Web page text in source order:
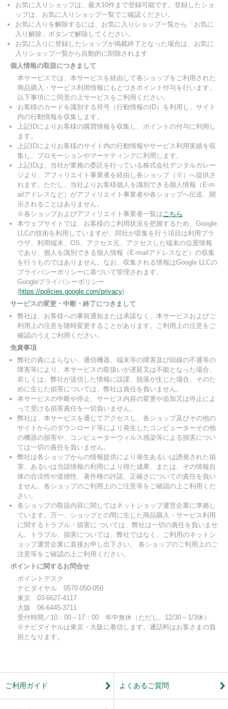
お気に入りショップは、最大10件まで登録可能です。登録したショ
ップは、お気に入りショップ一覧でご確認ください。
お気に入りを解除するには、お気に入りショップ一覧から「お気に
入り解除」ボタンで解除してください。
お気に入りに登録したショップが掲載終了となった場合は、お気に
入りショップ一覧から自動的に削除されます
個人情報の取扱につきまして
本サービスでは、本サービスを経由して各ショップをご利用された
商品購入・サービス利用情報にもとづきポイント付与を行います。
以下事項にご同意の上サービスをご利用ください。
お客様のカードを識別する符号（行動情報のID）を利用し、サイト
内の行動情報を収集します。
上記IDによりお客様の購買情報を収集し、ポイントの付与に利用し
ます。
上記IDによりお客様のサイト内の行動情報やサービス利用実績を収
集し、プロモーションやマーケティングに利用します。
上記IDは、当社が業務の委託を行っている株式会社デジタルガレー
ジより、アフィリエイト事業者を経由し各ショップ（※）へ提供さ
れます。ただし、当社よりお客様個人を識別できる個人情報（E-m
ailアドレスなど）がアフィリエイト事業者や各ショップへ伝送、開
示されることはありません。
※各ショップおよびアフィリエイト事業者一覧はこちら
本ウェブサイトでは、お客様のご利用状況を把握するため、Google
LLCの技術を利用していますが、同社が収集を行う項目は利用ブラ
ウザ、利用端末、OS、アクセス元、アクセスした端末の位置情報
であり、個人を識別できる個人情報（E-mailアドレスなど）の収集
を行うものではありません。なお、収集される情報はGoogle LLCの
プライバシーポリシーに基づいて管理されます。
Googleプライバシーポリシー
(https://policies.google.com/privacy)
サービスの変更・中断・終了につきまして
弊社は、お客様への事前通知または承諾なく、本サービスおよびご
利用上の注意を随時変更することがあります。ご利用上の注意をご
確認のうえご利用ください。
免責事項
弊社の責によらない、通信機器、端末等の障害及び回線の不通等の
障害等により、本サービスの取扱いが遅延又は不能となった場合、
若しくは、弊社が送信した情報に誤謬、脱落が生じた場合、そのた
めに生じた損害については、弊社は責任を負いません。
本サービスの中断や停止、サービス内容の変更や追加又は停止によ
って受ける損害責任を一切負いません。
弊社は、本サービスを通じてアクセスし、各ショップ及びその他の
サイトからのダウンロード等により発生したコンピューターその他
の機器の損害や、コンピューターウィルス感染等による損害につい
ては一切の責任を負いません。
弊社は各ショップからの情報提供により発生あるいは誘発された損
害、あるいは当該情報の利用により得た成果、または、その情報自
体の合法性や道徳性、著作権の許諾、正確さについての責任を負い
ません。各ショップのご利用上のご注意等をご確認の上ご利用くだ
さい。
各ショップの取扱内容に関してはネットショップ運営企業に準拠し
ています。万一、ショップとの間に生じた商品購入・サービス利用
に関するトラブル・損害に ついては、弊社は一切の責任を負いませ
ん。トラブル、損害については、弊社ではなく、ご利用のネットシ
ョップ運営企業に直接お申し出下さい。 各ショップのご利用上のご
注意等をご確認の上ご利用ください。
ポイントに関するお問合せ
ポイントデスク
ナビダイヤル 0570-050-050
東京 03-6627-4117
大阪 06-6445-3711
受付時間／10：00～17：00 年中無休（ただし、12/30～1/3休）
※ナビダイヤルは東京・大阪に着信します。通話料はお客さまの負
担となります。
ご利用ガイド よくあるご質問